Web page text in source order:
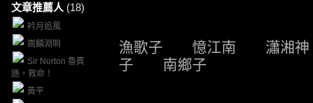
文章推薦人 (18)
衿月追風
嵩麟淵明
Sir Norton 魯賓
遜，救命！
黃平
漁歌子 憶江南 瀟
子 南鄉子